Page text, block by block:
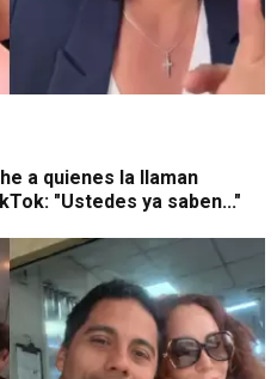
a quienes la llaman
"Ustedes ya saben..."